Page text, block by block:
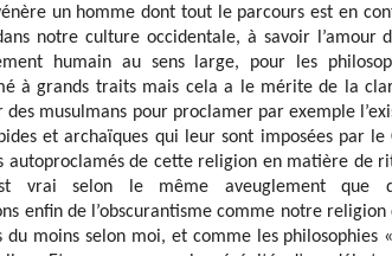
un homme dont tout le parcours est en
notre culture occidentale, à savoir l’amour
humain au sens large, pour les
à grands traits mais cela a le mérite de la
musulmans pour proclamer par exemple
et archaïques qui leur sont imposées par le
autoproclamés de cette religion en matière de
vrai selon le même aveuglement que
enfin de l’obscurantisme comme notre
moins selon moi, et comme les philosophies